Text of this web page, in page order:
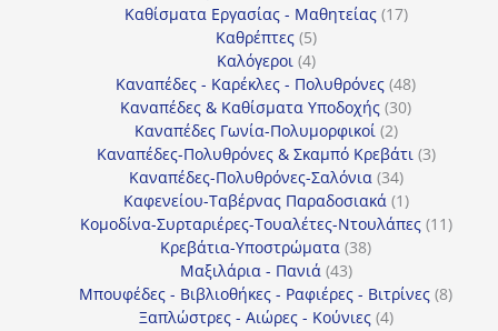
προϊόντα
Καθίσματα Εργασίας - Μαθητείας 1717
Καθρέπτες 55
προϊόντα
Καλόγεροι 44
προϊόντα
Καναπέδες - Καρέκλες - Πολυθρόνες 4848
προϊόντα
Καναπέδες & Καθίσματα Υποδοχής 3030
Καναπέδες Γωνία-Πολυμορφικοί 22
προϊόντα
Καναπέδες-Πολυθρόνες & Σκαμπό Κρεβάτι 33
Καναπέδες-Πολυθρόνες-Σαλόνια 3434
προϊόντα
Καφενείου-Ταβέρνας Παραδοσιακά 11
προϊόν
Κομοδίνα-Συρταριέρες-Τουαλέτες-Ντουλάπες 1111
Κρεβάτια-Υποστρώματα 3838
Μαξιλάρια - Πανιά 4343
προϊόντα
Μπουφέδες - Βιβλιοθήκες - Ραφιέρες - Βιτρίνες 88
Ξαπλώστρες - Αιώρες - Κούνιες 44